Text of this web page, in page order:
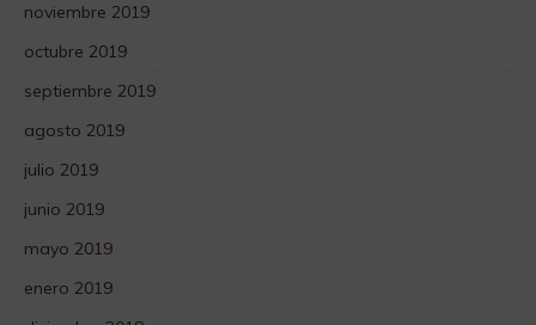
noviembre 2019
octubre 2019
septiembre 2019
agosto 2019
julio 2019
junio 2019
mayo 2019
enero 2019